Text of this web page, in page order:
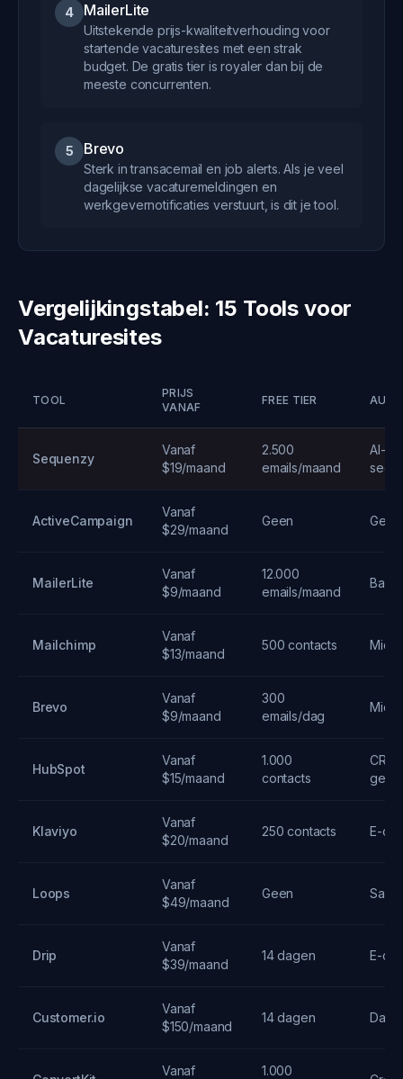
4 MailerLite
Uitstekende prijs-kwaliteitverhouding voor
startende vacaturesites met een strak
budget. De gratis tier is royaler dan bij de
meeste concurrenten.
5 Brevo
Sterk in transacemail en job alerts. Als je veel
dagelijkse vacaturemeldingen en
werkgevernotificaties verstuurt, is dit je tool.
Vergelijkingstabel: 15 Tools voor
Vacaturesites
TOOL
PRIJS
VANAF
FREE TIER
Sequenzy
Vanaf
$19/maand
2.500
emails/maand
AI-
ActiveCampaign
Vanaf
$29/maand
Geen
MailerLite
Vanaf
$9/maand
12.000
emails/maand
Basis
Mailchimp
Vanaf
$13/maand
500 contacts
Brevo
Vanaf
$9/maand
300
emails/dag
HubSpot
Vanaf
$15/maand
1.000
contacts
CRM-
Klaviyo
Vanaf
$20/maand
250 contacts E-
Loops
Vanaf
$49/maand
Geen
Drip
Vanaf
$39/maand
14 dagen E-
Customer.io
Vanaf
$150/maand
14 dagen
Vanaf
1.000